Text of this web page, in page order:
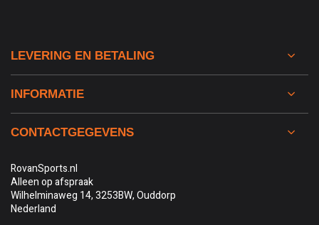
LEVERING EN BETALING
INFORMATIE
CONTACTGEGEVENS
RovanSports.nl
Alleen op afspraak
Wilhelminaweg 14, 3253BW, Ouddorp
Nederland